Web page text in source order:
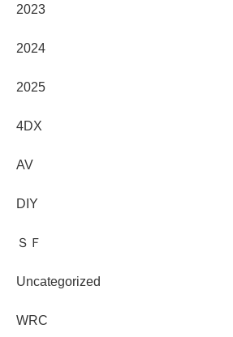
2023
2024
2025
4DX
AV
DIY
ＳＦ
Uncategorized
WRC